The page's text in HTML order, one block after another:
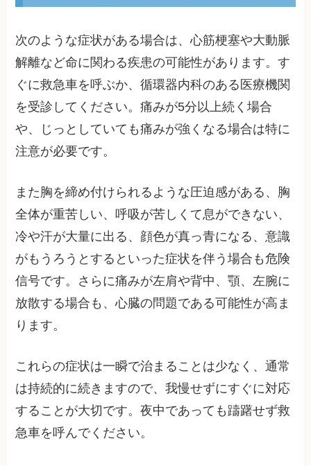
次のような症状がある場合は、心筋梗塞や大動脈
解離など命に関わる疾患の可能性があります。す
ぐに救急車を呼ぶか、循環器内科のある医療機関
を受診してください。痛みが5分以上続く場合
や、じっとしていても痛みが強くなる場合は特に
注意が必要です。
また胸を締め付けられるような圧迫感がある、胸
全体が重苦しい、呼吸が苦しくて息ができない、
冷や汗が大量に出る、顔色が真っ青になる、意識
がもうろうとするといった症状を伴う場合も危険
信号です。さらに痛みが左肩や背中、顎、左腕に
放散する場合も、心臓の問題である可能性が高ま
ります。
これらの症状は一瞬で治まることは少なく、通常
は持続的に続きますので、我慢せずにすぐに対応
することが大切です。夜中であっても躊躇せず救
急車を呼んでください。